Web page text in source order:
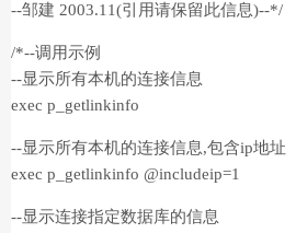
--邹建 2003.11(引用请保留此信息)--*/
/*--调用示例
--显示所有本机的连接信息
exec p_getlinkinfo
--显示所有本机的连接信息,包含ip地址
exec p_getlinkinfo @includeip=1
--显示连接指定数据库的信息